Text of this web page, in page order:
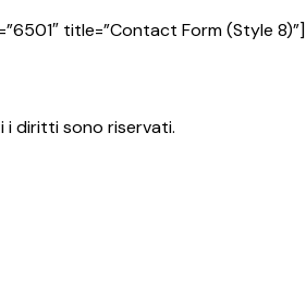
title=”Contact Form (Style 8)”]
i diritti sono riservati.